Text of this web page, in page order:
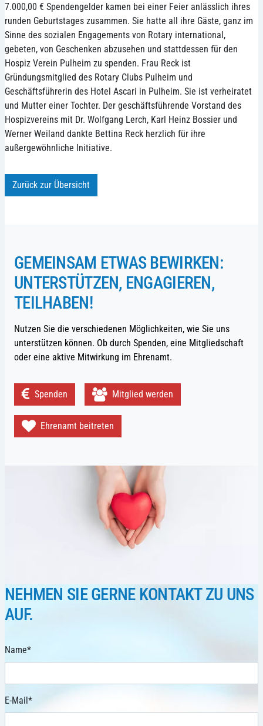
7.000,00 € Spendengelder kamen bei einer Feier anlässlich ihres
runden Geburtstages zusammen. Sie hatte all ihre Gäste, ganz im
Sinne des sozialen Engagements von Rotary international,
gebeten, von Geschenken abzusehen und stattdessen für den
Hospiz Verein Pulheim zu spenden. Frau Reck ist
Gründungsmitglied des Rotary Clubs Pulheim und
Geschäftsführerin des Hotel Ascari in Pulheim. Sie ist verheiratet
und Mutter einer Tochter. Der geschäftsführende Vorstand des
Hospizvereins mit Dr. Wolfgang Lerch, Karl Heinz Bossier und
Werner Weiland dankte Bettina Reck herzlich für ihre
außergewöhnliche Initiative.
Zurück zur Übersicht
GEMEINSAM ETWAS BEWIRKEN:
UNTERSTÜTZEN, ENGAGIEREN,
TEILHABEN!
Nutzen Sie die verschiedenen Möglichkeiten, wie Sie uns
unterstützen können. Ob durch Spenden, eine Mitgliedschaft
oder eine aktive Mitwirkung im Ehrenamt.
Spenden Mitglied werden
Ehrenamt beitreten
NEHMEN SIE GERNE KONTAKT ZU UNS
AUF.
Name*
E-Mail *